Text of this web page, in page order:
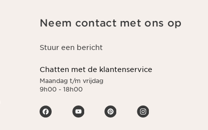
Neem contact met ons op
Stuur een bericht
Chatten met de klantenservice
Maandag t/m vrijdag
9h00 - 18h00